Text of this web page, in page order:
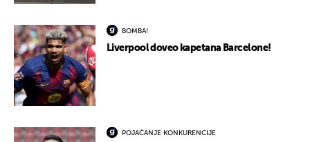
BOMBA!
Liverpool doveo kapetana Barcelone!
POJAČANJE KONKURENCIJE